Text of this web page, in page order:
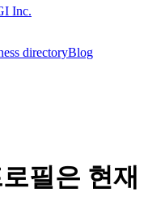
Inc.
directoryBlog
필은 현재